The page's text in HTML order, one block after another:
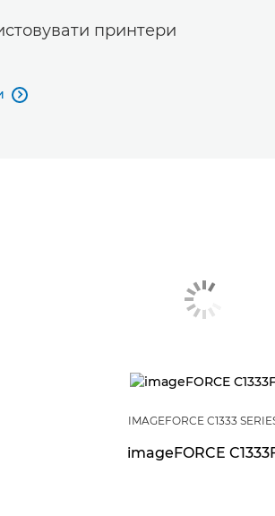
принтери

IMAGEFORCE C1333
imageFORCE